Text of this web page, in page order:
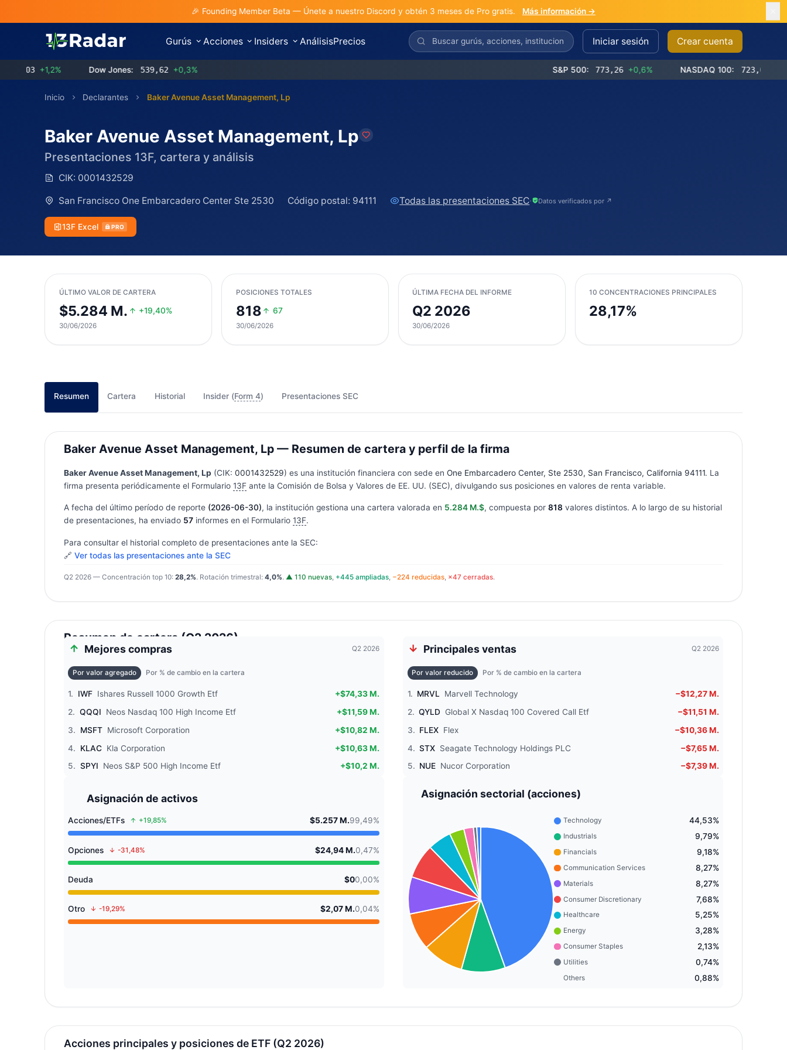
🎉 Founding Member Beta — Únete a nuestro Discord y obtén 3 meses de Pro gratis. Más información →
Gurús Acciones Insiders AnálisisPrecios Iniciar sesión Crear cuenta
+1,2% Dow Jones: 539,62 +0,3% S&P 500: 773,26 +0,6% NASDAQ 100: 723,03 +1,2%
Inicio Declarantes Baker Avenue Asset Management, Lp
Baker Avenue Asset Management, Lp
Presentaciones 13F, cartera y análisis
CIK: 0001432529
San Francisco One Embarcadero Center Ste 2530 Código postal: 94111 Todas las presentaciones SEC· Datos verificados por ↗
13F Excel PRO
ÚLTIMO VALOR DE CARTERA
$5.284 M. +19,40%
30/06/2026
POSICIONES TOTALES
818 67
30/06/2026
ÚLTIMA FECHA DEL INFORME
Q2 2026
30/06/2026
10 CONCENTRACIONES PRINCIPALES
28,17%
Resumen Cartera Historial Insider (Form 4) Presentaciones SEC
Baker Avenue Asset Management, Lp — Resumen de cartera y perfil de la firma
Baker Avenue Asset Management, Lp (CIK: 0001432529) es una institución financiera con sede en One Embarcadero Center, Ste 2530, San Francisco, California 94111. La
firma presenta periódicamente el Formulario 13Fante la Comisión de Bolsa y Valores de EE. UU. (SEC), divulgando sus posiciones en valores de renta variable.
A fecha del último período de reporte (2026-06-30), la institución gestiona una cartera valorada en 5.284 M.$, compuesta por 818 valores distintos. A lo largo de su historial
de presentaciones, ha enviado 57informes en el Formulario 13F.
Para consultar el historial completo de presentaciones ante la SEC:
🔗 Ver todas las presentaciones ante la SEC
Q2 2026 — Concentración top 10: 28,2%. Rotación trimestral: 4,0%. ▲ 110 nuevas, +445 ampliadas, −224 reducidas, ×47 cerradas.
Resumen de cartera (Q2 2026)
Mejores compras Q2 2026
Por valor agregado Por % de cambio en la cartera
1. IWF Ishares Russell 1000 Growth Etf
+$74,33 M.
2. QQQI Neos Nasdaq 100 High Income Etf
+$11,59 M.
3.
MSFT Microsoft Corporation
+$10,82 M.
4.
KLAC Kla Corporation
+$10,63 M.
5. SPYI Neos S&P 500 High Income Etf +$10,2 M.
Principales ventas Q2 2026
Por valor reducido Por % de cambio en la cartera
1. MRVL Marvell Technology
−$12,27 M.
2. QYLD Global X Nasdaq 100 Covered Call Etf
−$11,51 M.
3. FLEX Flex
−$10,36 M.
4. STX Seagate Technology Holdings PLC
−$7,65 M.
5. NUE Nucor Corporation −$7,39 M.
Asignación de activos
Acciones/ETFs +19,85% $5.257 M.99,49%
Opciones -31,48% $24,94 M.0,47%
Deuda $00,00%
Otro -19,29% $2,07 M.0,04%
Asignación sectorial (acciones)
Technology 44,53%
Industrials 9,79%
Financials 9,18%
Communication Services 8,27%
Materials 8,27%
Consumer Discretionary 7,68%
Healthcare 5,25%
Energy 3,28%
Consumer Staples 2,13%
Utilities 0,74%
Others 0,88%
Acciones principales y posiciones de ETF (Q2 2026)